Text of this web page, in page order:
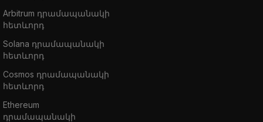
Arbitrum դրամապանակի
հետևորդ
Solana դրամապանակի
հետևորդ
Cosmos դրամապանակի
հետևորդ
Ethereum
դրամապանակի